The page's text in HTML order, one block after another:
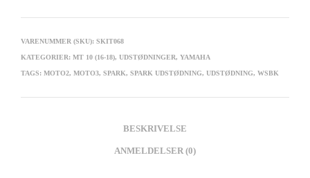
VARENUMMER (SKU): SKIT068
KATEGORIER: MT 10 (16-18), UDSTØDNINGER, YAMAHA
TAGS: MOTO2, MOTO3, SPARK, SPARK UDSTØDNING, UDSTØDNING, WSBK
BESKRIVELSE
ANMELDELSER (0)